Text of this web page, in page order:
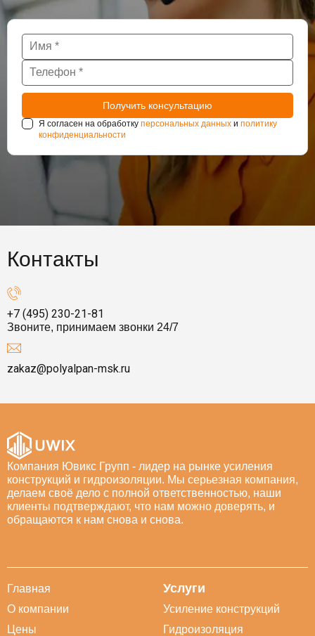
Я согласен на обработку персональных данных и политику
конфиденциальности
Контакты
+7 (495) 230-21-81
Звоните, принимаем звонки 24/7
zakaz@polyalpan-msk.ru
Компания Ювикс Групп - лидер на рынке усиления
конструкций и гидроизоляции. Мы серьезная компания,
делаем своё дело с полной ответственностью, наши
клиенты подтверждают, что нам можно доверять, и
обращаются к нам снова и снова.
Главная
О компании
Цены
Услуги
Усиление конструкций
Гидроизоляция